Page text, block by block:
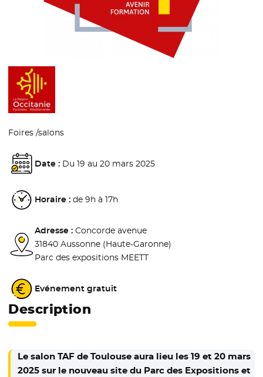
Foires /salons
Date : Du 19 au 20 mars 2025
Horaire : de 9h à 17h
Adresse : Concorde avenue
31840 Aussonne (Haute-Garonne)
Parc des expositions MEETT
Evénement gratuit
Description
Le salon TAF de Toulouse aura lieu les 19 et 20 mars
2025 sur le nouveau site du Parc des Expositions et